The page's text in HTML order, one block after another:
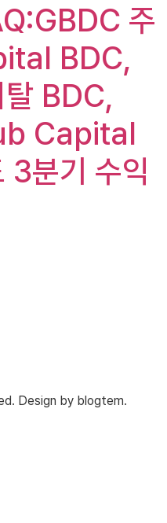
주
BDC,
BDC,
Capital
3분기 수익
Design by blogtem.